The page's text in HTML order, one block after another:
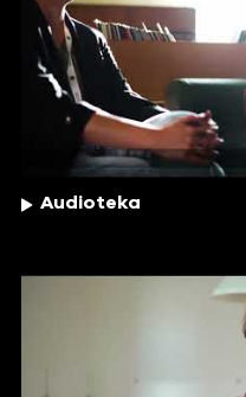
Audioteka